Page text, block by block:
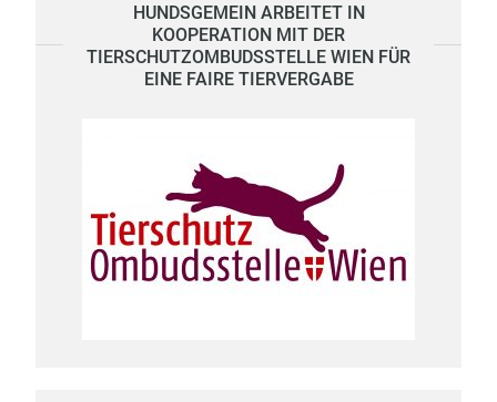
HUNDSGEMEIN ARBEITET IN
KOOPERATION MIT DER
TIERSCHUTZOMBUDSSTELLE WIEN FÜR
EINE FAIRE TIERVERGABE